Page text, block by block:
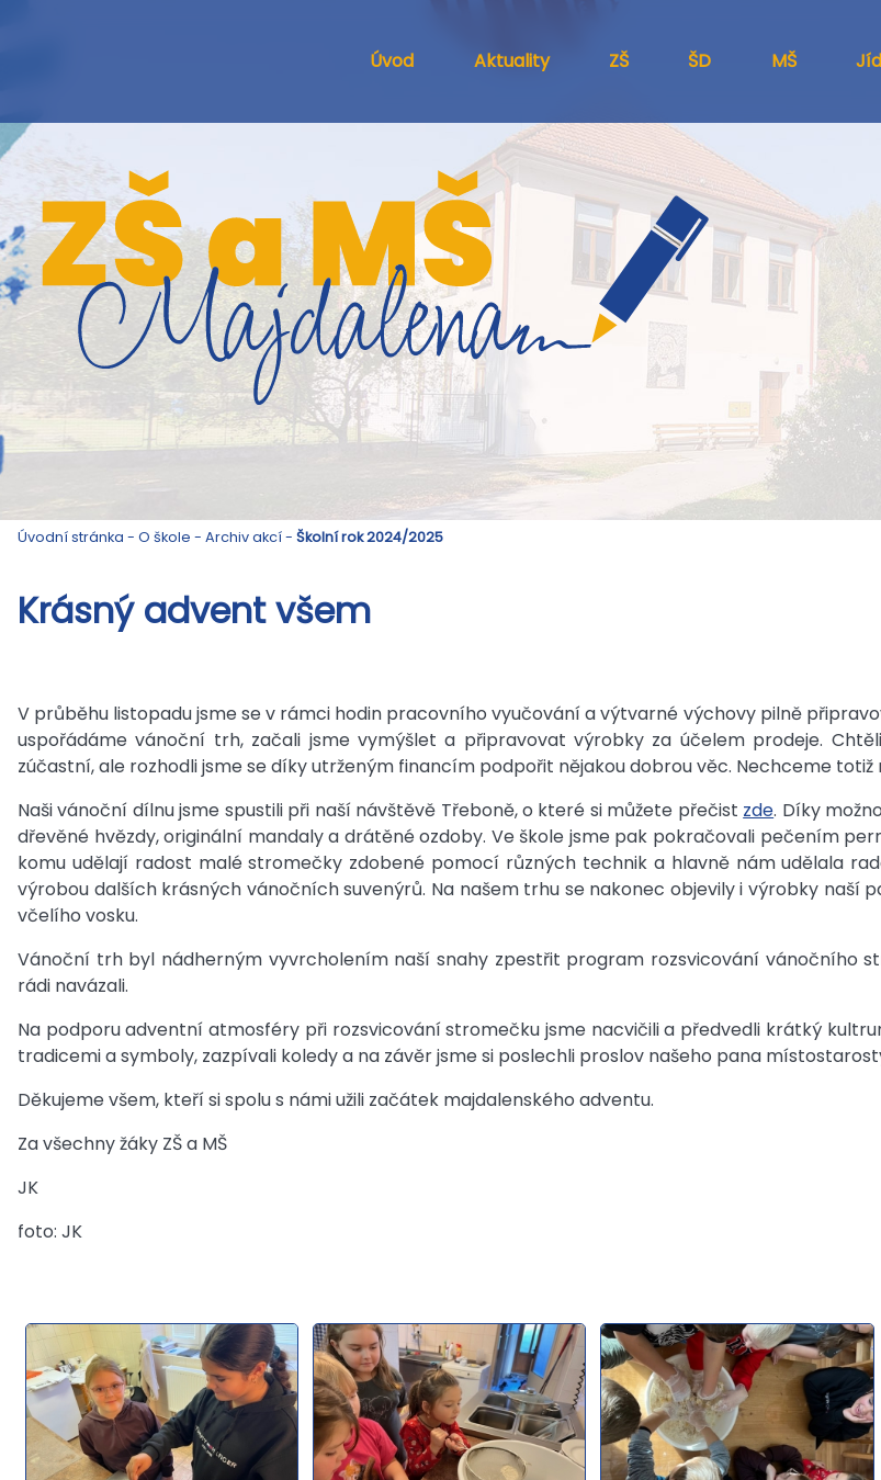
Úvod Aktuality ZŠ ŠD MŠ
Úvodní stránka - O škole - Archiv akcí- Školní rok 2024/2025
Krásný advent všem
V průběhu listopadu jsme se v rámci hodin pracovního vyučování a výtvarné výchovy pilně
uspořádáme vánoční trh, začali jsme vymýšlet a připravovat výrobky za účelem prodeje.
zúčastní, ale rozhodli jsme se díky utrženým financím podpořit nějakou dobrou věc. Nechceme
Naši vánoční dílnu jsme spustili při naší návštěvě Třeboně, o které si můžete přečist zde. Díky
dřevěné hvězdy, originální mandaly a drátěné ozdoby. Ve škole jsme pak pokračovali pečením
komu udělají radost malé stromečky zdobené pomocí různých technik a hlavně nám udělala
výrobou dalších krásných vánočních suvenýrů. Na našem trhu se nakonec objevily i výrobky naší
včelího vosku.
Vánoční trh byl nádherným vyvrcholením naší snahy zpestřit program rozsvicování vánočního
rádi navázali.
Na podporu adventní atmosféry při rozsvicování stromečku jsme nacvičili a předvedli krátký
tradicemi a symboly, zazpívali koledy a na závěr jsme si poslechli proslov našeho pana
Děkujeme všem, kteří si spolu s námi užili začátek majdalenského adventu.
Za všechny žáky ZŠ a MŠ
JK
foto: JK